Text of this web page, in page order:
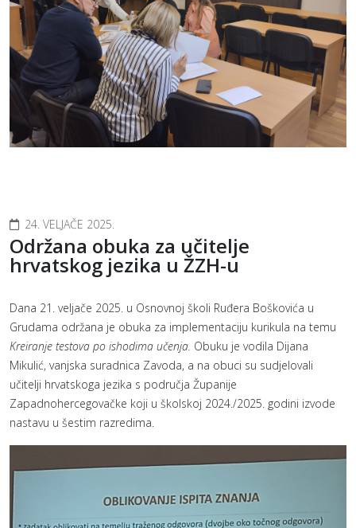
24. VELJAČE 2025.
Održana obuka za učitelje
hrvatskog jezika u ŽZH-u
Dana 21. veljače 2025. u Osnovnoj školi Ruđera Boškovića u
Grudama održana je obuka za implementaciju kurikula na temu
Kreiranje testova po ishodima učenja. Obuku je vodila Dijana
Mikulić, vanjska suradnica Zavoda, a na obuci su sudjelovali
učitelji hrvatskoga jezika s područja Županije
Zapadnohercegovačke koji u školskoj 2024./2025. godini izvode
nastavu u šestim razredima.